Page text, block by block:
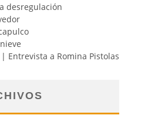
desregulación
| Entrevista a Romina Pistolas